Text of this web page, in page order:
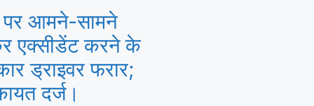
पर आमने-सामने
एक्सीडेंट करने के
ड्राइवर फरार;
दर्ज।